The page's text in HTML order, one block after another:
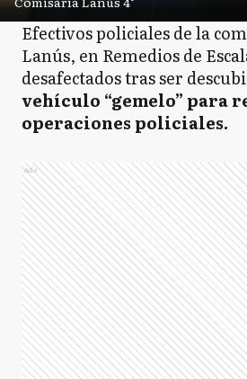
Efectivos policiales de la
Lanús, en Remedios de
desafectados tras ser
vehículo “gemelo” para
operaciones policiales.
Ads